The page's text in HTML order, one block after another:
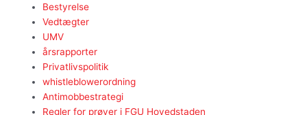
Bestyrelse
Vedtægter
UMV
årsrapporter
Privatlivspolitik
whistleblowerordning
Antimobbestrategi
Regler for prøver i FGU Hovedstaden